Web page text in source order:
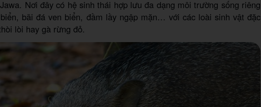
Nơi đây có hệ sinh thái hợp lưu đa dạng môi trường sống riêng
bãi đá ven biển, đầm lầy ngập mặn… với các loài sinh vật đặc
lòi hay gà rừng đỏ.